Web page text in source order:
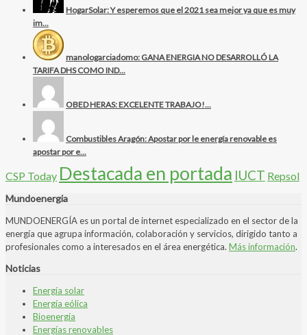
HogarSolar: Y esperemos que el 2021 sea mejor ya que es muy
im...
manologarciadomo: GANA ENERGIA NO DESARROLLÓ LA
TARIFA DHS COMO IND...
OBED HERAS: EXCELENTE TRABAJO!...
Combustibles Aragón: Apostar por le energía renovable es
apostar por e...
CSP Today Destacada en portada IUCT Repsol
Mundoenergia
MUNDOENERGÍA es un portal de internet especializado en el sector de la
energía que agrupa información, colaboración y servicios, dirigido tanto a
profesionales como a interesados en el área energética. Más información.
Noticias
Energía solar
Energía eólica
Bioenergía
Energías renovables